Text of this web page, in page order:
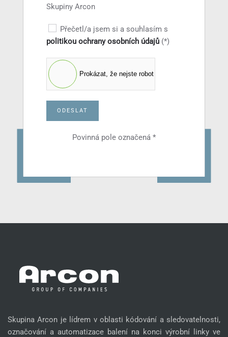
Skupiny Arcon
Přečetl/a jsem si a souhlasím s
politikou ochrany osobních údajů (*)
Prokázat, že nejste robot
ODESLAT
Povinná pole označená *
Skupina Arcon je lídrem v oblasti kódování a sledovatelnosti,
označování a automatizace balení na konci výrobní linky ve